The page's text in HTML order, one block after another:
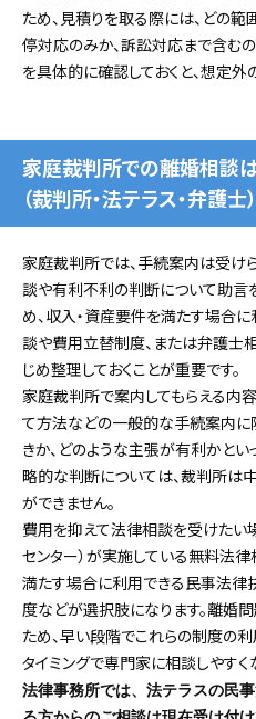
ため、見積りを取る際には、どの
停対応のみか、訴訟対応まで含む
を具体的に確認しておくと、想定外
家庭裁判所での離婚相談
（裁判所・法テラス・弁護士）
家庭裁判所では、手続案内は受け
談や有利不利の判断について助言
め、収入・資産要件を満たす場合
談や費用立替制度、または弁護士
じめ整理しておくことが重要です。
家庭裁判所で案内してもらえる内
て方法などの一般的な手続案内に
きか、どのような主張が有利かと
略的な判断については、裁判所は
ができません。
費用を抑えて法律相談を受けたい
センター）が実施している無料法
満たす場合に利用できる民事法
度などが選択肢になります。離婚
ため、早い段階でこれらの制度の
タイミングで専門家に相談しやすく
法律事務所では、法テラスの民